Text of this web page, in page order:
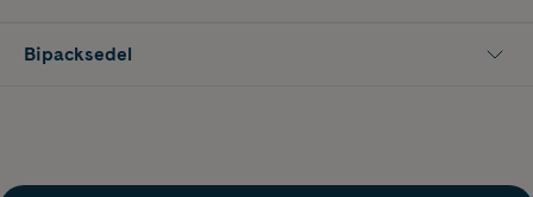
Bipacksedel